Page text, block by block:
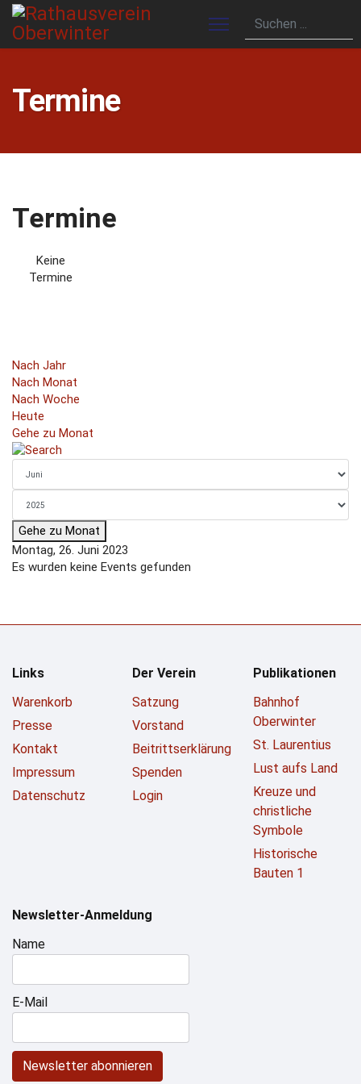
Termine
Termine
Keine
Termine
Nach Jahr
Nach Monat
Nach Woche
Heute
Gehe zu Monat
Gehe zu Monat
Montag, 26. Juni 2023
Es wurden keine Events gefunden
Links
Warenkorb
Presse
Kontakt
Impressum
Datenschutz
Der Verein
Satzung
Vorstand
Beitrittserklärung
Spenden
Login
Publikationen
Bahnhof
Oberwinter
St. Laurentius
Lust aufs Land
Kreuze und
christliche
Symbole
Historische
Bauten 1
Newsletter-Anmeldung
Name
E-Mail
Newsletter abonnieren